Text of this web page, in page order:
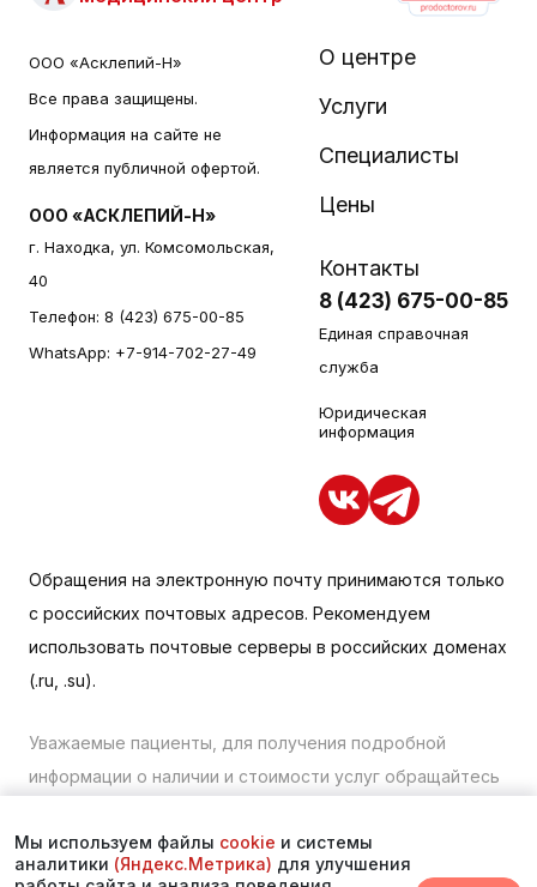
ООО «Асклепий-Н»
Все права защищены.
Информация на сайте не
является публичной офертой.
ООО «АСКЛЕПИЙ-Н»
г. Находка, ул. Комсомольская,
40
Телефон: 8 (423) 675-00-85
WhatsApp: +7-914-702-27-49
О центре
Услуги
Специалисты
Цены
Контакты
8 (423) 675-00-85
Единая справочная
служба
Юридическая
информация
Обращения на электронную почту принимаются только
с российских почтовых адресов. Рекомендуем
использовать почтовые серверы в российских доменах
(.ru, .su).
Уважаемые пациенты, для получения подробной
информации о наличии и стоимости услуг обращайтесь
связи или по телефону в Находке:+7 (423) 675-00-85
Мы используем файлы cookie и системы
аналитики (Яндекс.Метрика) для улучшения